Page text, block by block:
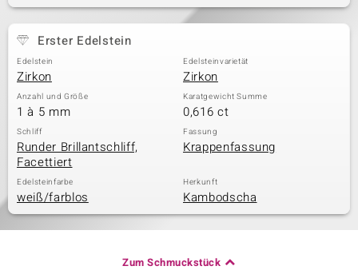
Erster Edelstein
Edelstein
Zirkon
Edelsteinvarietät
Zirkon
Anzahl und Größe
1 à 5 mm
Karatgewicht Summe
0,616 ct
Schliff
Runder Brillantschliff,
Facettiert
Fassung
Krappenfassung
Edelsteinfarbe
weiß/farblos
Herkunft
Kambodscha
Zum Schmuckstück